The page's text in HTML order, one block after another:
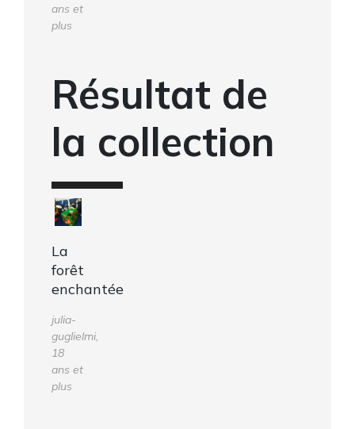
ans et
plus
Résultat de
la collection
La
forêt
enchantée
julia-
guglielmi,
18
ans et
plus